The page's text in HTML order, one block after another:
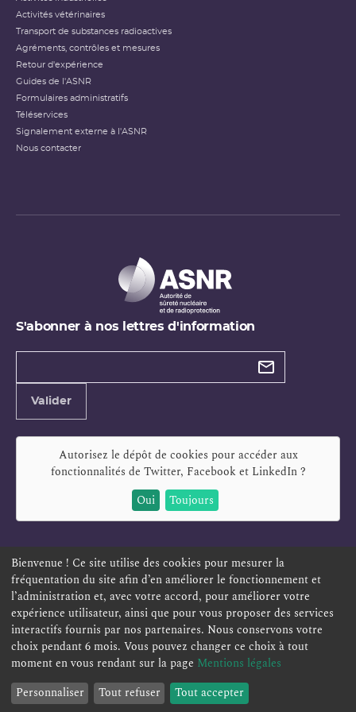
Activités vétérinaires
Transport de substances radioactives
Agréments, contrôles et mesures
Retour d'expérience
Guides de l'ASNR
Formulaires administratifs
Téléservices
Signalement externe à l'ASNR
Nous contacter
S'abonner à nos lettres d'information
Types de
Valider
Autorisez le dépôt de cookies pour accéder aux
fonctionnalités de Twitter, Facebook et LinkedIn?
Oui
Toujours
ESPACE PERSONNEL OFFRES D'EMPLOI SIGNALEMENT
TÉLÉSERVICES PLAN DU SITE
ACCESSIBILITÉ POLITIQUE DE CONFIDENTIALITÉ
MENTIONS LÉGALES CONTACT
Bienvenue ! Ce site utilise des cookies pour mesurer la
fréquentation du site afin d’en améliorer le fonctionnement et
l’administration et, avec votre accord, pour améliorer votre
expérience utilisateur, ainsi que pour vous proposer des services
interactifs fournis par nos partenaires. Nous conservons votre
choix pendant 6 mois. Vous pouvez changer ce choix à tout
moment en vous rendant sur la page Mentions légales
Personnaliser
Tout refuser Tout accepter